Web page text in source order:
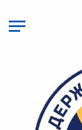
основного
матеріалу